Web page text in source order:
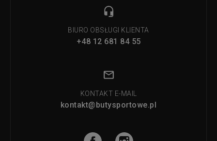
BIURO OBSŁUGI KLIENTA
+48 12 681 84 55
KONTAKT E-MAIL
kontakt@butysportowe.pl